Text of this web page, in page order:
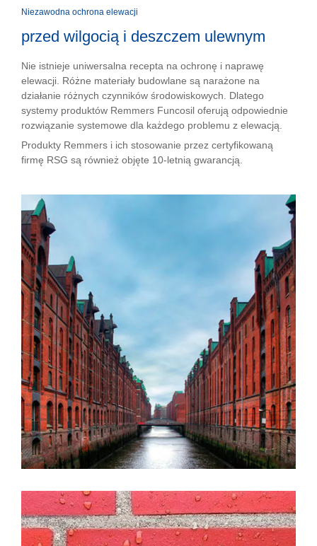
Niezawodna ochrona elewacji
przed wilgocią i deszczem ulewnym
Nie istnieje uniwersalna recepta na ochronę i naprawę
elewacji. Różne materiały budowlane są narażone na
działanie różnych czynników środowiskowych. Dlatego
systemy produktów Remmers Funcosil oferują odpowiednie
rozwiązanie systemowe dla każdego problemu z elewacją.
Produkty Remmers i ich stosowanie przez certyfikowaną
firmę RSG są również objęte 10-letnią gwarancją.